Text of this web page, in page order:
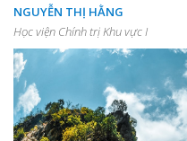
NGUYỄN THỊ HẰNG
Học viện Chính trị Khu vực I